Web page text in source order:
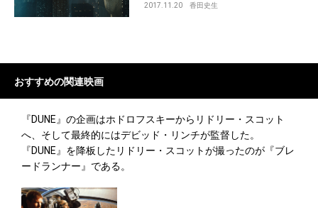
2017.11.20 香田史生
おすすめの関連映画
『DUNE』の企画はホドロフスキーからリドリー・スコット
へ、そして最終的にはデビッド・リンチが監督した。
『DUNE』を降板したリドリー・スコットが撮ったのが『ブレ
ードランナー』である。